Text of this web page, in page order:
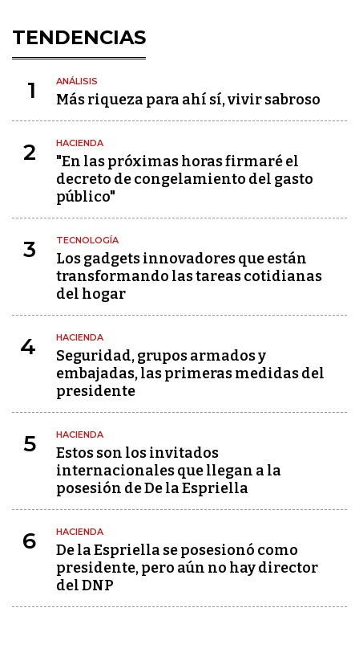
TENDENCIAS
1 ANÁLISIS
Más riqueza para ahí sí, vivir sabroso
2 HACIENDA
"En las próximas horas firmaré el
decreto de congelamiento del gasto
público"
3 TECNOLOGÍA
Los gadgets innovadores que están
transformando las tareas cotidianas
del hogar
4 HACIENDA
Seguridad, grupos armados y
embajadas, las primeras medidas del
presidente
5 HACIENDA
Estos son los invitados
internacionales que llegan a la
posesión de De la Espriella
6 HACIENDA
De la Espriella se posesionó como
presidente, pero aún no hay director
del DNP